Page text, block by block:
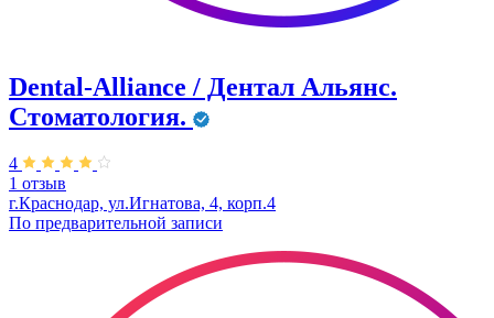
Dental-Alliance / Дентал Альянс.
Стоматология.
4
1 отзыв
г.Краснодар, ул.Игнатова, 4, корп.4
По предварительной записи